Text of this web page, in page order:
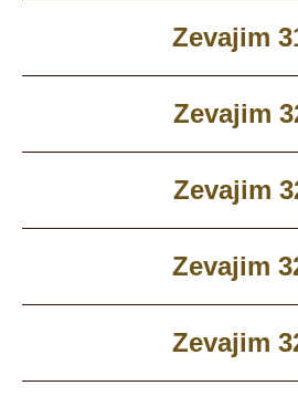
Zevajim
Zevajim
Zevajim
Zevajim
Zevajim